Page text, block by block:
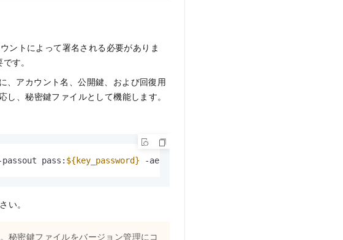
ントによって署名される必要がありま
す。
、アカウント名、公開鍵、および回復用
、秘密鍵ファイルとして機能します。
pass: ${key_password} -aes256 -out user.pem
い。
秘密鍵ファイルをバージョン管理にコ